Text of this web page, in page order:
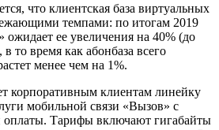
что клиентская база виртуальных
темпами: по итогам 2019
ее увеличения на 40% (до
то время как абонбаза всего
менее чем на 1%.
корпоративным клиентам линейку
мобильной связи «Вызов» с
оплаты. Тарифы включают гигабайты